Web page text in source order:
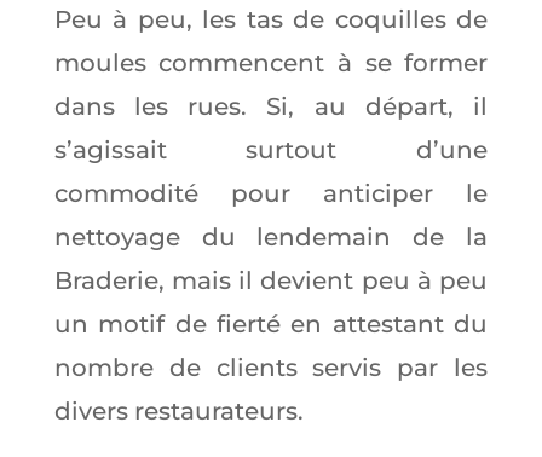
Peu à peu, les tas de coquilles de
moules commencent à se former
dans les rues. Si, au départ, il
s’agissait surtout d’une
commodité pour anticiper le
nettoyage du lendemain de la
Braderie, mais il devient peu à peu
un motif de fierté en attestant du
nombre de clients servis par les
divers restaurateurs.